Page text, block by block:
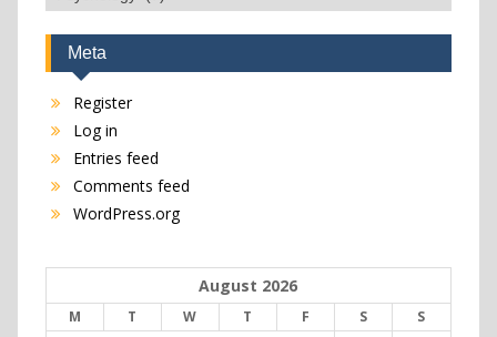
Meta
Register
Log in
Entries feed
Comments feed
WordPress.org
August 2026
M T W T F S
S